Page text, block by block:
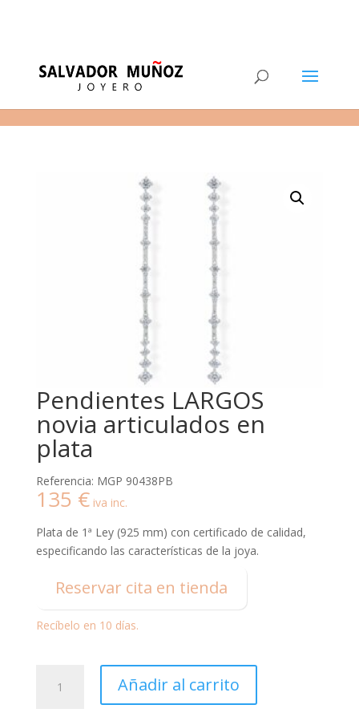
Pendientes LARGOS
novia articulados en
plata
Referencia: MGP 90438PB
135 € iva inc.
Plata de 1ª Ley (925 mm) con certificado de calidad,
especificando las características de la joya.
Reservar cita en tienda
Recíbelo en 10 días.
LARGOS
Añadir al carrito